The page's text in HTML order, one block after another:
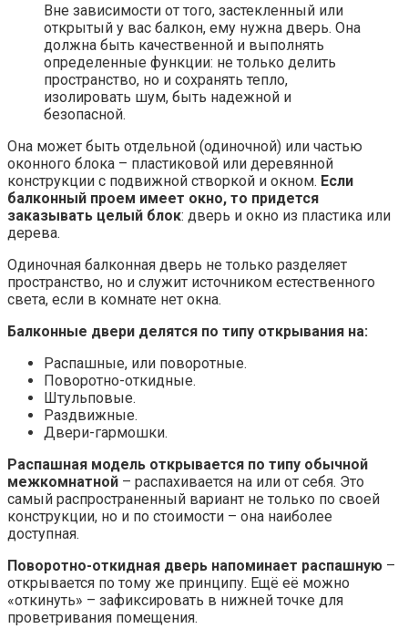
Вне зависимости от того, застекленный или
открытый у вас балкон, ему нужна дверь. Она
должна быть качественной и выполнять
определенные функции: не только делить
пространство, но и сохранять тепло,
изолировать шум, быть надежной и
безопасной.
Она может быть отдельной (одиночной) или частью
оконного блока – пластиковой или деревянной
конструкции с подвижной створкой и окном. Если
балконный проем имеет окно, то придется
заказывать целый блок: дверь и окно из пластика или
дерева.
Одиночная балконная дверь не только разделяет
пространство, но и служит источником естественного
света, если в комнате нет окна.
Балконные двери делятся по типу открывания на:
Распашные, или поворотные.
Поворотно-откидные.
Штульповые.
Раздвижные.
Двери-гармошки.
Распашная модель открывается по типу обычной
межкомнатной – распахивается на или от себя. Это
самый распространенный вариант не только по своей
конструкции, но и по стоимости – она наиболее
доступная.
Поворотно-откидная дверь напоминает распашную –
открывается по тому же принципу. Ещё её можно
«откинуть» – зафиксировать в нижней точке для
проветривания помещения.